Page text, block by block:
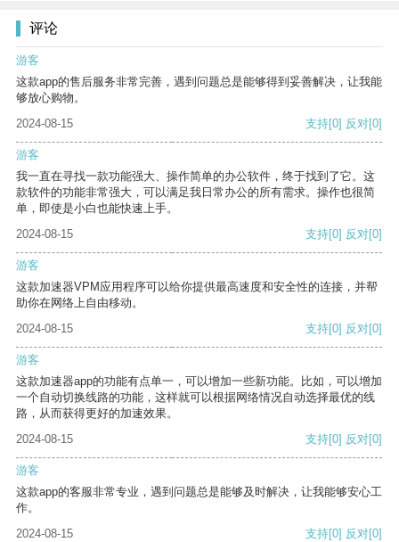
评论
游客
这款app的售后服务非常完善，遇到问题总是能够得到妥善解决，让我能
够放心购物。
2024-08-15
支持[0] 反对[0]
游客
我一直在寻找一款功能强大、操作简单的办公软件，终于找到了它。这
款软件的功能非常强大，可以满足我日常办公的所有需求。操作也很简
单，即使是小白也能快速上手。
2024-08-15
支持[0] 反对[0]
游客
这款加速器VPM应用程序可以给你提供最高速度和安全性的连接，并帮
助你在网络上自由移动。
2024-08-15
支持[0] 反对[0]
游客
这款加速器app的功能有点单一，可以增加一些新功能。比如，可以增加
一个自动切换线路的功能，这样就可以根据网络情况自动选择最优的线
路，从而获得更好的加速效果。
2024-08-15
支持[0] 反对[0]
游客
这款app的客服非常专业，遇到问题总是能够及时解决，让我能够安心工
作。
2024-08-15
支持[0] 反对[0]